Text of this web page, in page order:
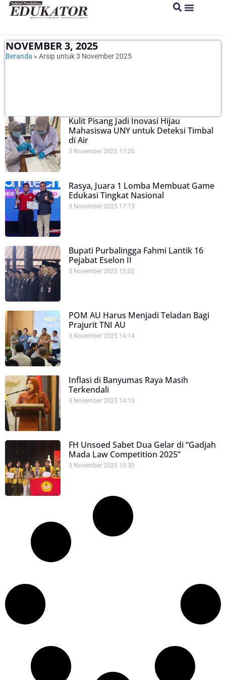
NOVEMBER 3, 2025
Beranda » Arsip untuk 3 November 2025
Kulit Pisang Jadi Inovasi Hijau
Mahasiswa UNY untuk Deteksi Timbal
di Air
3 November 2025 17:20
Rasya, Juara 1 Lomba Membuat Game
Edukasi Tingkat Nasional
3 November 2025 17:15
Bupati Purbalingga Fahmi Lantik 16
Pejabat Eselon II
3 November 2025 15:02
POM AU Harus Menjadi Teladan Bagi
Prajurit TNI AU
3 November 2025 14:14
Inflasi di Banyumas Raya Masih
Terkendali
3 November 2025 14:10
FH Unsoed Sabet Dua Gelar di “Gadjah
Mada Law Competition 2025”
3 November 2025 10:30